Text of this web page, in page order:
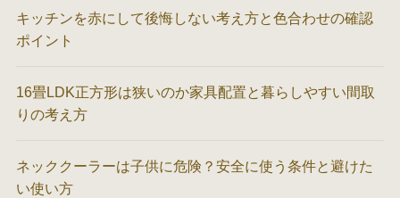
キッチンを赤にして後悔しない考え方と色合わせの確認
ポイント
16畳LDK正方形は狭いのか家具配置と暮らしやすい間取
りの考え方
ネッククーラーは子供に危険？安全に使う条件と避けた
い使い方